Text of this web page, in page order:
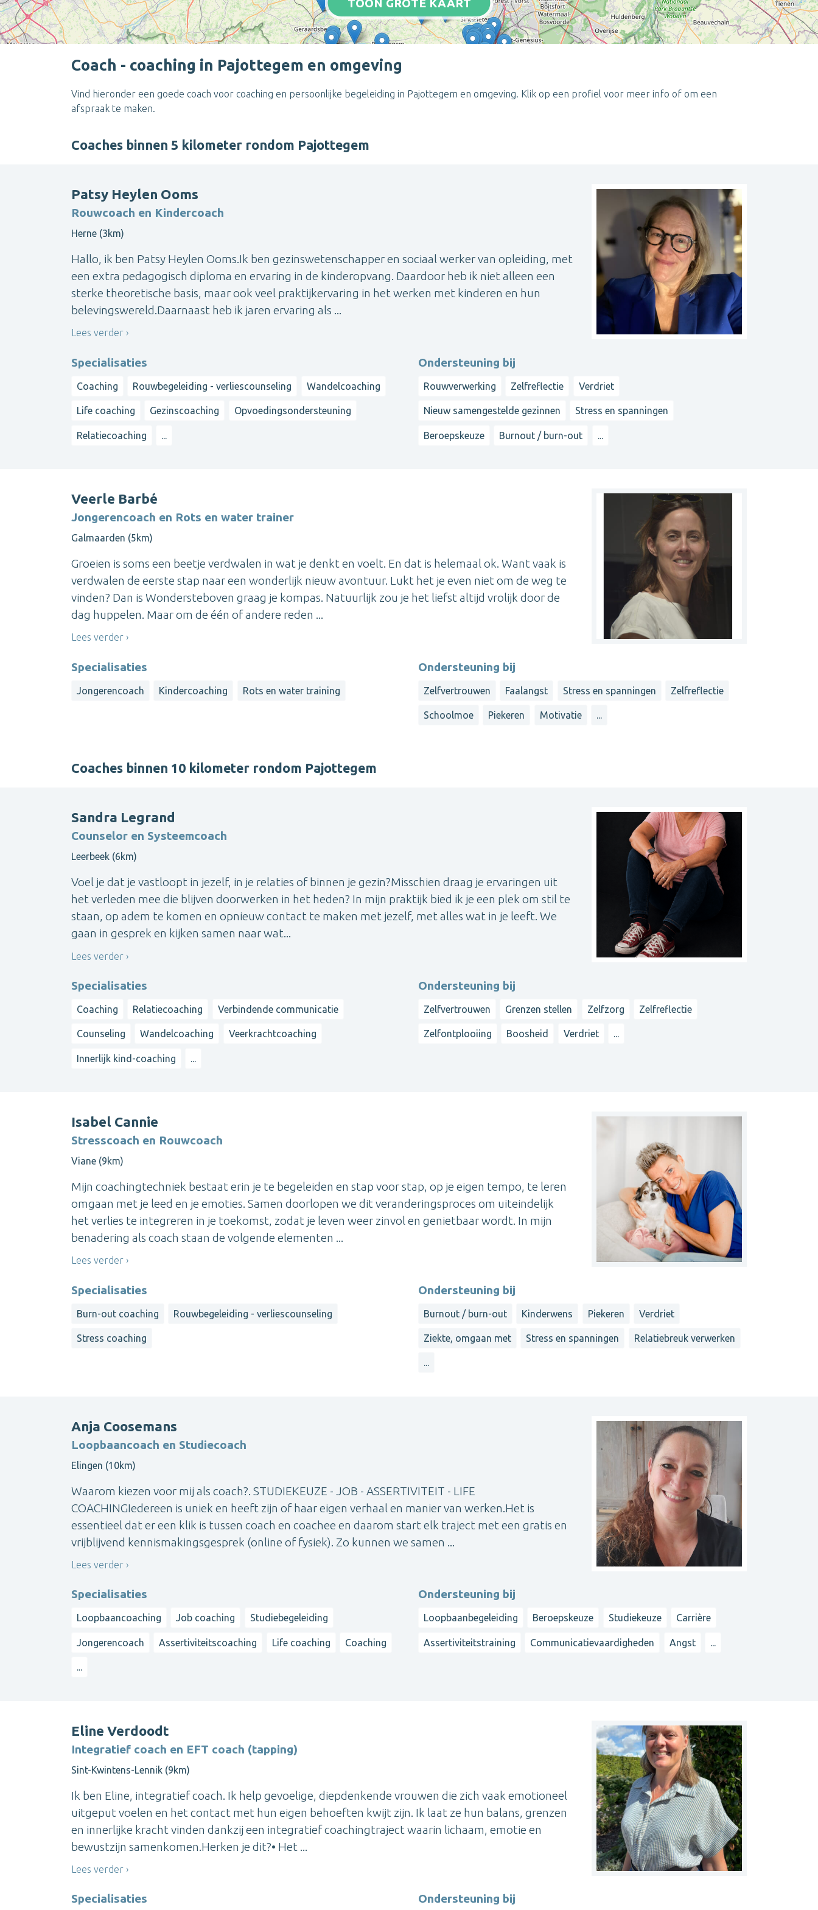
TOON GROTE KAART
Coach - coaching in Pajottegem en omgeving
Vind hieronder een goede coach voor coaching en persoonlijke begeleiding in Pajottegem en omgeving. Klik op een profiel voor meer info of om een
afspraak te maken.
Coaches binnen 5 kilometer rondom Pajottegem
Patsy Heylen Ooms
Rouwcoach en Kindercoach
Herne (3km)
Hallo, ik ben Patsy Heylen Ooms.Ik ben gezinswetenschapper en sociaal werker van opleiding, met
een extra pedagogisch diploma en ervaring in de kinderopvang. Daardoor heb ik niet alleen een
sterke theoretische basis, maar ook veel praktijkervaring in het werken met kinderen en hun
belevingswereld.Daarnaast heb ik jaren ervaring als ...
Lees verder
Specialisaties
Coaching Rouwbegeleiding - verliescounseling Wandelcoaching
Life coaching Gezinscoaching Opvoedingsondersteuning
Relatiecoaching
Ondersteuning bij
Rouwverwerking Zelfreflectie Verdriet
Nieuw samengestelde gezinnen Stress en spanningen
Beroepskeuze Burnout / burn-out
Veerle Barbé
Jongerencoach en Rots en water trainer
Galmaarden (5km)
Groeien is soms een beetje verdwalen in wat je denkt en voelt. En dat is helemaal ok. Want vaak is
verdwalen de eerste stap naar een wonderlijk nieuw avontuur. Lukt het je even niet om de weg te
vinden? Dan is Wondersteboven graag je kompas. Natuurlijk zou je het liefst altijd vrolijk door de
dag huppelen. Maar om de één of andere reden ...
Lees verder
Specialisaties
Jongerencoach Kindercoaching Rots en water training
Ondersteuning bij
Zelfvertrouwen Faalangst Stress en spanningen Zelfreflectie
Schoolmoe Piekeren Motivatie ...
Coaches binnen 10 kilometer rondom Pajottegem
Sandra Legrand
Counselor en Systeemcoach
Leerbeek (6km)
Voel je dat je vastloopt in jezelf, in je relaties of binnen je gezin?Misschien draag je ervaringen uit
het verleden mee die blijven doorwerken in het heden? In mijn praktijk bied ik je een plek om stil te
staan, op adem te komen en opnieuw contact te maken met jezelf, met alles wat in je leeft. We
gaan in gesprek en kijken samen naar wat...
Lees verder
Specialisaties
Coaching Relatiecoaching Verbindende communicatie
Counseling Wandelcoaching Veerkrachtcoaching
Innerlijk kind-coaching ...
Ondersteuning bij
Zelfvertrouwen Grenzen stellen Zelfzorg Zelfreflectie
Zelfontplooiing Boosheid Verdriet ...
Isabel Cannie
Stresscoach en Rouwcoach
Viane (9km)
Mijn coachingtechniek bestaat erin je te begeleiden en stap voor stap, op je eigen tempo, te leren
omgaan met je leed en je emoties. Samen doorlopen we dit veranderingsproces om uiteindelijk
het verlies te integreren in je toekomst, zodat je leven weer zinvol en genietbaar wordt. In mijn
benadering als coach staan de volgende elementen ...
Lees verder
Specialisaties
Burn-out coaching Rouwbegeleiding - verliescounseling
Stress coaching
Ondersteuning bij
Burnout / burn-out Kinderwens Piekeren Verdriet
Ziekte, omgaan met Stress en spanningen Relatiebreuk verwerken
...
Anja Coosemans
Loopbaancoach en Studiecoach
Elingen (10km)
Waarom kiezen voor mij als coach?. STUDIEKEUZE - JOB - ASSERTIVITEIT - LIFE
COACHINGIedereen is uniek en heeft zijn of haar eigen verhaal en manier van werken.Het is
essentieel dat er een klik is tussen coach en coachee en daarom start elk traject met een gratis en
vrijblijvend kennismakingsgesprek (online of fysiek). Zo kunnen we samen ...
Lees verder
Specialisaties
Loopbaancoaching Job coaching Studiebegeleiding
Jongerencoach Assertiviteitscoaching Life coaching Coaching
...
Ondersteuning bij
Loopbaanbegeleiding Beroepskeuze Studiekeuze Carrière
Assertiviteitstraining Communicatievaardigheden Angst ...
Eline Verdoodt
Integratief coach en EFT coach (tapping)
Sint-Kwintens-Lennik (9km)
Ik ben Eline, integratief coach. Ik help gevoelige, diepdenkende vrouwen die zich vaak emotioneel
uitgeput voelen en het contact met hun eigen behoeften kwijt zijn. Ik laat ze hun balans, grenzen
en innerlijke kracht vinden dankzij een integratief coachingtraject waarin lichaam, emotie en
bewustzijn samenkomen.Herken je dit?• Het ...
Lees verder
Specialisaties Ondersteuning bij